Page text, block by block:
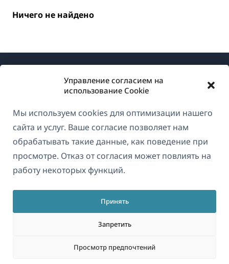
Управление согласием на
использование Cookie
Мы используем cookies для оптимизации нашего
сайта и услуг. Ваше согласие позволяет нам
обрабатывать такие данные, как поведение при
просмотре. Отказ от согласия может повлиять на
работу некоторых функций.
Принять
Запретить
Просмотр предпочтений
Ничего не найдено
Русский
О WPML
GDPR и политика конфиденциальности
Присоединяйтесь к нашей команде
(открывается
в
новом
окне)
в
новом
окне)
в
окне)